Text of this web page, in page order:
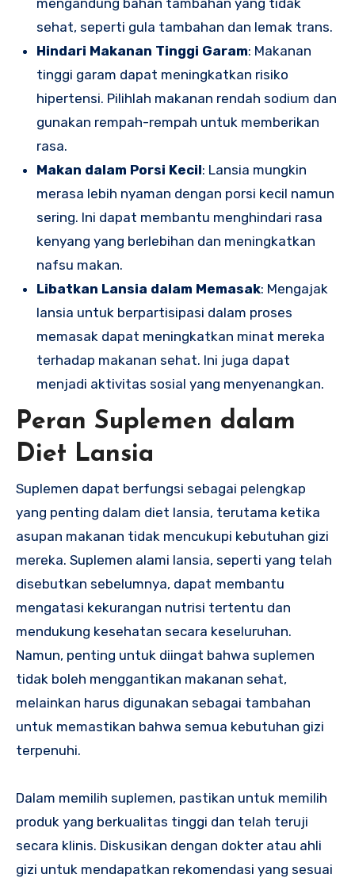
mengandung bahan tambahan yang tidak
sehat, seperti gula tambahan dan lemak trans.
Hindari Makanan Tinggi Garam: Makanan
tinggi garam dapat meningkatkan risiko
hipertensi. Pilihlah makanan rendah sodium dan
gunakan rempah-rempah untuk memberikan
rasa.
Makan dalam Porsi Kecil: Lansia mungkin
merasa lebih nyaman dengan porsi kecil namun
sering. Ini dapat membantu menghindari rasa
kenyang yang berlebihan dan meningkatkan
nafsu makan.
Libatkan Lansia dalam Memasak: Mengajak
lansia untuk berpartisipasi dalam proses
memasak dapat meningkatkan minat mereka
terhadap makanan sehat. Ini juga dapat
menjadi aktivitas sosial yang menyenangkan.
Peran Suplemen dalam
Diet Lansia
Suplemen dapat berfungsi sebagai pelengkap
yang penting dalam diet lansia, terutama ketika
asupan makanan tidak mencukupi kebutuhan gizi
mereka. Suplemen alami lansia, seperti yang telah
disebutkan sebelumnya, dapat membantu
mengatasi kekurangan nutrisi tertentu dan
mendukung kesehatan secara keseluruhan.
Namun, penting untuk diingat bahwa suplemen
tidak boleh menggantikan makanan sehat,
melainkan harus digunakan sebagai tambahan
untuk memastikan bahwa semua kebutuhan gizi
terpenuhi.
Dalam memilih suplemen, pastikan untuk memilih
produk yang berkualitas tinggi dan telah teruji
secara klinis. Diskusikan dengan dokter atau ahli
gizi untuk mendapatkan rekomendasi yang sesuai